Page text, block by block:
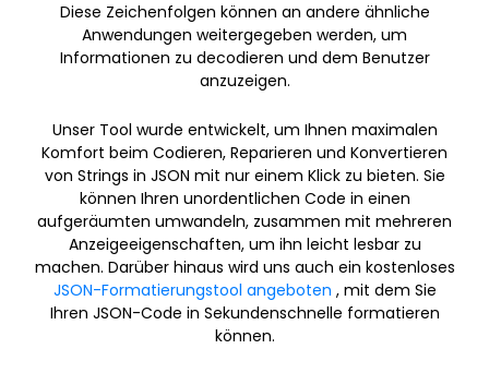
Diese Zeichenfolgen können an andere ähnliche
Anwendungen weitergegeben werden, um
Informationen zu decodieren und dem Benutzer
anzuzeigen.
Unser Tool wurde entwickelt, um Ihnen maximalen
Komfort beim Codieren, Reparieren und Konvertieren
von Strings in JSON mit nur einem Klick zu bieten. Sie
können Ihren unordentlichen Code in einen
aufgeräumten umwandeln, zusammen mit mehreren
Anzeigeeigenschaften, um ihn leicht lesbar zu
machen. Darüber hinaus wird uns auch ein kostenloses
JSON-Formatierungstool angeboten , mit dem Sie
Ihren JSON-Code in Sekundenschnelle formatieren
können.